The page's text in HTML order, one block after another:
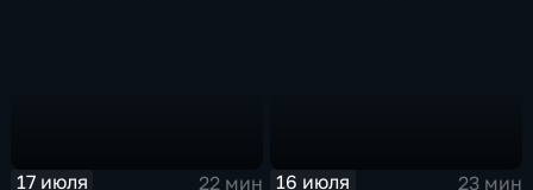
17 июля 22 мин 16 июля 23 мин